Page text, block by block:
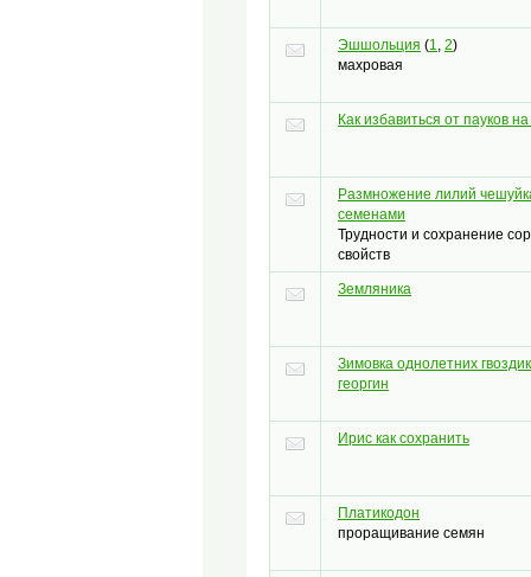
Эшшольция (1, 2)
махровая
Как избавиться от пауков
Размножение лилий
семенами
Трудности и сохранение
свойств
Земляника
Зимовка однолетних
георгин
Ирис как сохранить
Платикодон
проращивание семян